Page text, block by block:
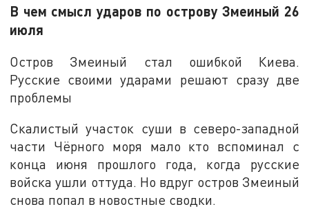
В чем смысл ударов по острову Змеиный 26
июля
Остров Змеиный стал ошибкой Киева.
Русские своими ударами решают сразу две
проблемы
Скалистый участок суши в северо-западной
части Чёрного моря мало кто вспоминал с
конца июня прошлого года, когда русские
войска ушли оттуда. Но вдруг остров Змеиный
снова попал в новостные сводки.